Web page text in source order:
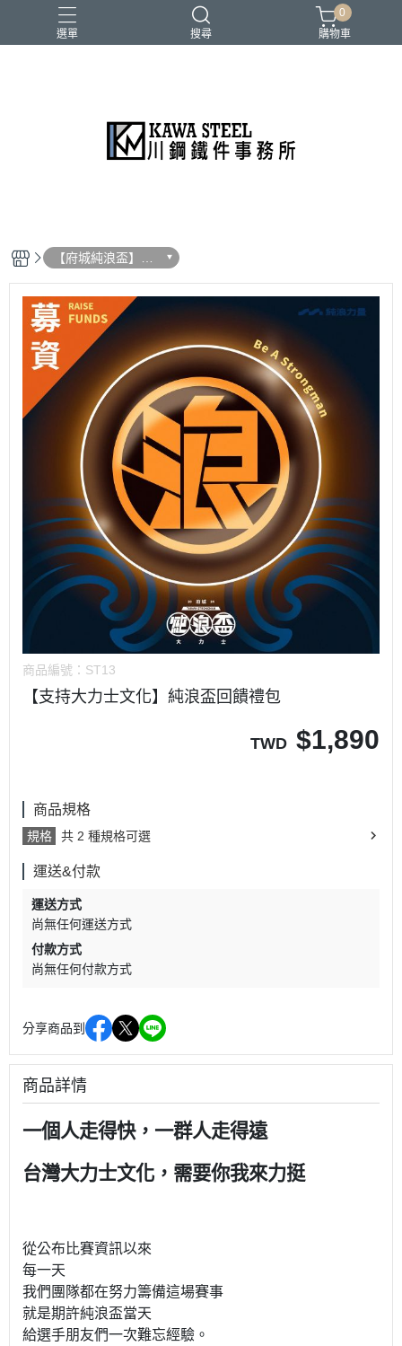
選單 搜尋
二柱／四柱／農夫架
史密斯／ Cable飛鳥高低拉
地雷管／練背下拉配件
槓片／啞鈴／壺鈴
0
購物車
【府城純浪盃】大
力士比賽報名區
商品編號： ST13
【支持大力士文化】純浪盃回饋禮包
TWD $1,890
商品規格
規格 共 2 種規格可選
運送&付款
運送方式
尚無任何運送方式
付款方式
尚無任何付款方式
分享商品到
商品詳情
一個人走得快，一群人走得遠
台灣大力士文化，需要你我來力挺
從公布比賽資訊以來
每一天
我們團隊都在努力籌備這場賽事
就是期許純浪盃當天
給選手朋友們一次難忘經驗。